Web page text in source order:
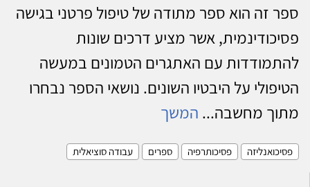
ספר זה הוא ספר מתודה של טיפול פרטני בגישה
פסיכודינמית, אשר מציע דרכים שונות
להתמודדות עם האתגרים הטמונים במעשה
הטיפולי על היבטיו השונים. נושאי הספר נבחרו
מתוך מחשבה... המשך
פסיכואנליזה פסיכותרפיה ספרים עבודה סוציאלית